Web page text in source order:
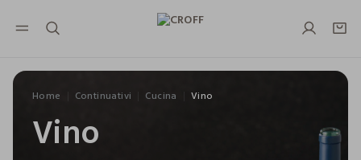
NAVIGATION.ARIA.GOTOMAINCONTENT
Home Continuativi Cucina Vino
Vino